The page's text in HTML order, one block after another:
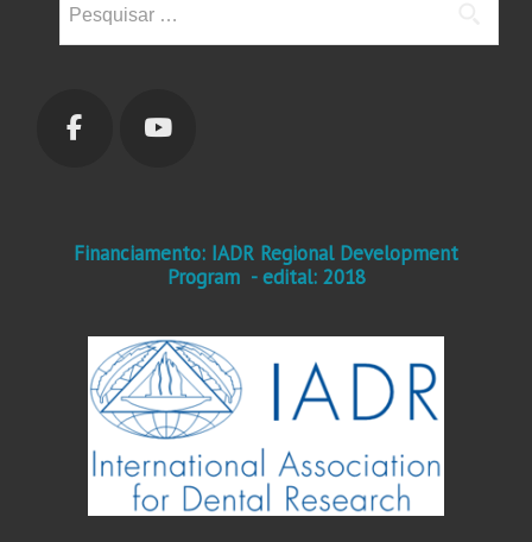
por:
Financiamento: IADR Regional Development
Program - edital: 2018